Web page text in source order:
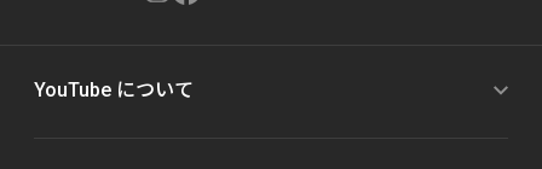
YouTube について